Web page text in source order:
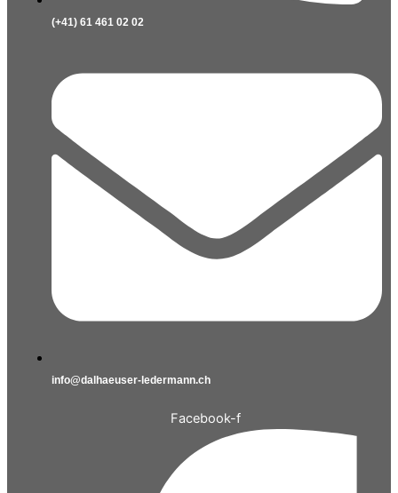
(+41) 61 461 02 02
info@dalhaeuser-ledermann.ch
Facebook-f